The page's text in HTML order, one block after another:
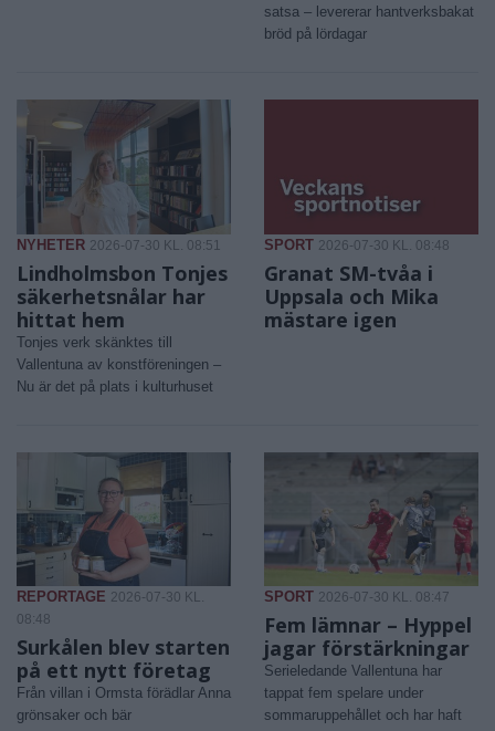
satsa – levererar hantverksbakat
bröd på lördagar
NYHETER 2026-07-30 KL. 08:51
Lindholmsbon Tonjes
säkerhetsnålar har
hittat hem
Tonjes verk skänktes till
Vallentuna av konstföreningen –
Nu är det på plats i kulturhuset
SPORT 2026-07-30 KL. 08:48
Granat SM-tvåa i
Uppsala och Mika
mästare igen
REPORTAGE 2026-07-30 KL.
08:48
Surkålen blev starten
på ett nytt företag
Från villan i Ormsta förädlar Anna
grönsaker och bär
SPORT 2026-07-30 KL. 08:47
Fem lämnar – Hyppel
jagar förstärkningar
Serieledande Vallentuna har
tappat fem spelare under
sommaruppehållet och har haft